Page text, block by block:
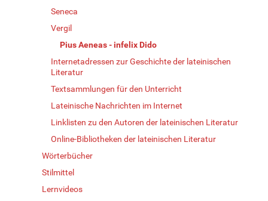
Seneca
Vergil
Pius Aeneas - infelix Dido
Internetadressen zur Geschichte der lateinischen
Literatur
Textsammlungen für den Unterricht
Lateinische Nachrichten im Internet
Linklisten zu den Autoren der lateinischen Literatur
Online-Bibliotheken der lateinischen Literatur
Wörterbücher
Stilmittel
Lernvideos